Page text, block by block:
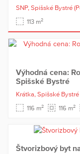
SNP, Spišské Bystré
113 m2
Výhodná cena:
Spišské Bystré
Krátka, Spišské Bystré
116 m2 116 m2
Štvorizbový byt